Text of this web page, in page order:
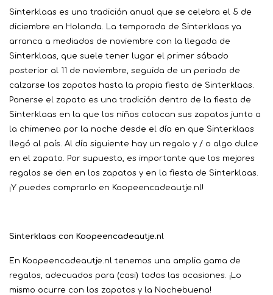
Sinterklaas es una tradición anual que se celebra el 5 de
diciembre en Holanda. La temporada de Sinterklaas ya
arranca a mediados de noviembre con la llegada de
Sinterklaas, que suele tener lugar el primer sábado
posterior al 11 de noviembre, seguida de un periodo de
calzarse los zapatos hasta la propia fiesta de Sinterklaas.
Ponerse el zapato es una tradición dentro de la fiesta de
Sinterklaas en la que los niños colocan sus zapatos junto a
la chimenea por la noche desde el día en que Sinterklaas
llegó al país. Al día siguiente hay un regalo y / o algo dulce
en el zapato. Por supuesto, es importante que los mejores
regalos se den en los zapatos y en la fiesta de Sinterklaas.
¡Y puedes comprarlo en Koopeencadeautje.nl!
Sinterklaas con Koopeencadeautje.nl
En Koopeencadeautje.nl tenemos una amplia gama de
regalos, adecuados para (casi) todas las ocasiones. ¡Lo
mismo ocurre con los zapatos y la Nochebuena!